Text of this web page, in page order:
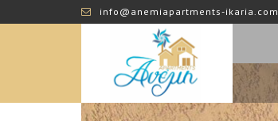
info@anemiapartments-ikaria.com